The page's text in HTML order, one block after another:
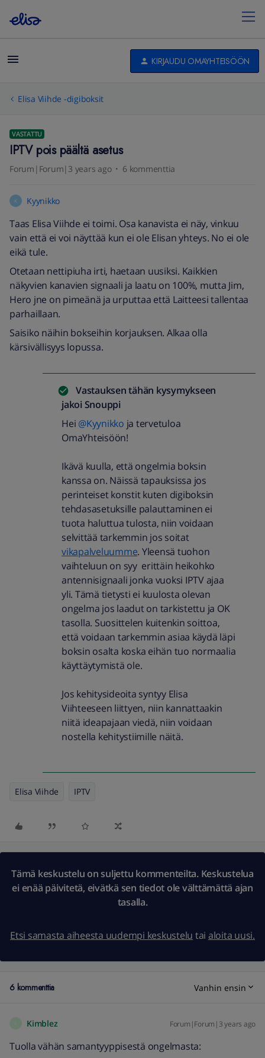
KIRJAUDU OMAYHTEISÖÖN
Elisa Viihde -digiboksit
VASTATTU
IPTV pois päältä asetus
Forum|Forum|3 years ago 6 kommenttia
K Kyynikko
Taas Elisa Viihde ei toimi. Osa kanavista ei näy, vinkuu
vain että ei voi näyttää kun ei ole Elisan yhteys. No ei ole
eikä tule.
Otetaan nettipiuha irti, haetaan uusiksi. Kaikkien
näkyvien kanavien signaali ja laatu on 100%, mutta Jim,
Hero jne on pimeänä ja urputtaa että Laitteesi tallentaa
parhaillaan.
Saisiko näihin bokseihin korjauksen. Alkaa olla
kärsivällisyys lopussa.
Vastauksen tähän kysymykseen
jakoi Snouppi
Hei @Kyynikko ja tervetuloa
OmaYhteisöön!
Ikävä kuulla, että ongelmia boksin
kanssa on. Näissä tapauksissa jos
perinteiset konstit kuten digiboksin
tehdasasetuksille palauttaminen ei
tuota haluttua tulosta, niin voidaan
selvittää tarkemmin jos soitat
vikapalveluumme. Yleensä tuohon
vaihteluun on syy erittäin heikohko
antennisignaali jonka vuoksi IPTV ajaa
yli. Tämä tietysti ei kuulosta olevan
ongelma jos laadut on tarkistettu ja OK
tasolla. Suosittelen kuitenkin soittoa,
että voidaan tarkemmin asiaa käydä läpi
boksin osalta koska eihän tuo normaalia
käyttäytymistä ole.
Jos kehitysideoita syntyy Elisa
Viihteeseen liittyen, niin kannattaakin
niitä ideapajaan viedä, niin voidaan
nostella kehitystiimille näitä.
Elisa Viihde IPTV
Tämä keskustelu on suljettu kommenteilta. Keskustelua
ei enää päivitetä, eivätkä sen tiedot ole välttämättä ajan
tasalla.
Etsi samasta aiheesta uudempi keskustelu tai aloita uusi.
6 kommenttia Vanhin ensin
Kimblez Forum|Forum|3 years ago
Tuolla vähän samantyyppisestä ongelmasta: